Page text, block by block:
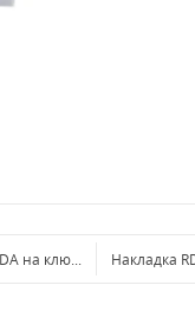
на ключевое отверстие
Накладка